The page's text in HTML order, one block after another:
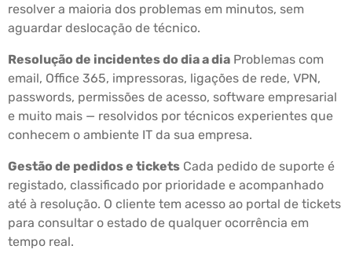
resolver a maioria dos problemas em minutos, sem
aguardar deslocação de técnico.
Resolução de incidentes do dia a dia Problemas com
email, Office 365, impressoras, ligações de rede, VPN,
passwords, permissões de acesso, software empresarial
e muito mais — resolvidos por técnicos experientes que
conhecem o ambiente IT da sua empresa.
Gestão de pedidos e tickets Cada pedido de suporte é
registado, classificado por prioridade e acompanhado
até à resolução. O cliente tem acesso ao portal de tickets
para consultar o estado de qualquer ocorrência em
tempo real.